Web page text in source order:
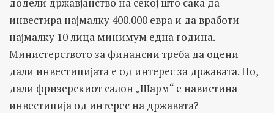
инвестира најмалку 400.000 евра и да вработи
најмалку 10 лица минимум една година.
Министерството за финансии треба да оцени
дали инвестицијата е од интерес за државата. Но,
дали фризерскиот салон „Шарм“ е навистина
инвестиција од интерес на државата?